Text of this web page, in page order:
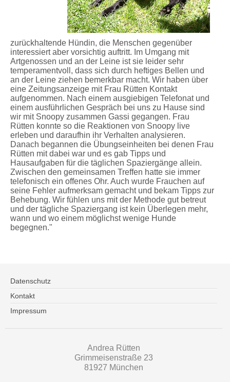
zurückhaltende Hündin, die Menschen gegenüber
interessiert aber vorsichtig auftritt. Im Umgang mit
Artgenossen und an der Leine ist sie leider sehr
temperamentvoll, dass sich durch heftiges Bellen und
an der Leine ziehen bemerkbar macht. Wir haben über
eine Zeitungsanzeige mit Frau Rütten Kontakt
aufgenommen. Nach einem ausgiebigen Telefonat und
einem ausführlichen Gespräch bei uns zu Hause sind
wir mit Snoopy zusammen Gassi gegangen. Frau
Rütten konnte so die Reaktionen von Snoopy live
erleben und daraufhin ihr Verhalten analysieren.
Danach begannen die Übungseinheiten bei denen Frau
Rütten mit dabei war und es gab Tipps und
Hausaufgaben für die täglichen Spaziergänge allein.
Zwischen den gemeinsamen Treffen hatte sie immer
telefonisch ein offenes Ohr. Auch wurde Frauchen auf
seine Fehler aufmerksam gemacht und bekam Tipps zur
Behebung. Wir fühlen uns mit der Methode gut betreut
und der tägliche Spaziergang ist kein Überlegen mehr,
wann und wo einem möglichst wenige Hunde
begegnen."
Datenschutz
Kontakt
Impressum
Andrea Rütten
Grimmeisenstraße 23
81927 München